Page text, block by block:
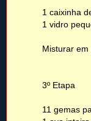
1 caixinha
1 vidro
Misturar
3º Etapa
11 gemas